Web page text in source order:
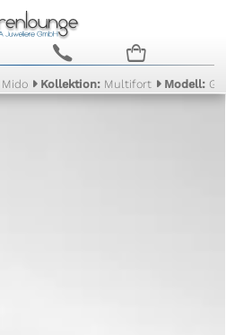
c n
Mido Kollektion: Multifort Modell: